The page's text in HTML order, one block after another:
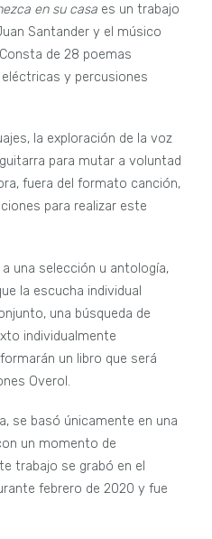
en su casa es un trabajo
Santander y el músico
de 28 poemas
y percusiones
la exploración de la voz
para mutar a voluntad
fuera del formato canción,
para realizar este
una selección u antología,
la escucha individual
una búsqueda de
individualmente
un libro que será
Overol.
se basó únicamente en una
un momento de
trabajo se grabó en el
febrero de 2020 y fue